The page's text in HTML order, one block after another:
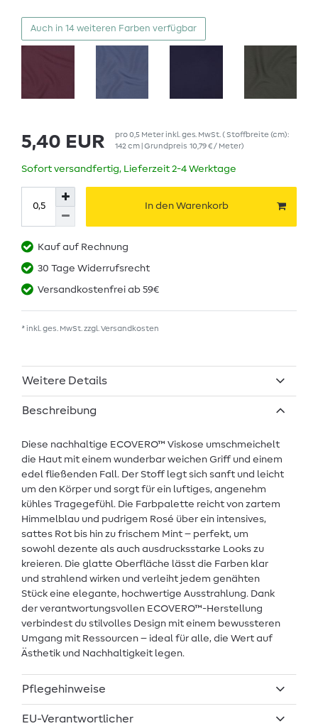
Auch in 14 weiteren Farben verfügbar
5,40 EUR pro0,5 Meterinkl. ges. MwSt. ( Stoffbreite (cm):
142 cm | Grundpreis 10,79 € / Meter)
Sofort versandfertig, Lieferzeit 2-4 Werktage
In den Warenkorb
Kauf auf Rechnung
30 Tage Widerrufsrecht
Versandkostenfrei ab 59€
* inkl. ges. MwSt. zzgl. Versandkosten
Weitere Details
Beschreibung
Diese nachhaltige ECOVERO™ Viskose umschmeichelt
die Haut mit einem wunderbar weichen Griff und einem
edel fließenden Fall. Der Stoff legt sich sanft und leicht
um den Körper und sorgt für ein luftiges, angenehm
kühles Tragegefühl. Die Farbpalette reicht von zartem
Himmelblau und pudrigem Rosé über ein intensives,
sattes Rot bis hin zu frischem Mint – perfekt, um
sowohl dezente als auch ausdrucksstarke Looks zu
kreieren. Die glatte Oberfläche lässt die Farben klar
und strahlend wirken und verleiht jedem genähten
Stück eine elegante, hochwertige Ausstrahlung. Dank
der verantwortungsvollen ECOVERO™-Herstellung
verbindest du stilvolles Design mit einem bewussteren
Umgang mit Ressourcen – ideal für alle, die Wert auf
Ästhetik und Nachhaltigkeit legen.
Pflegehinweise
EU-Verantwortlicher